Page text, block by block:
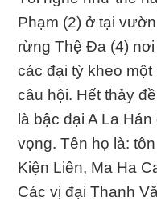
Phạm (2) ở tại
rừng Thệ Ða (4)
các đại tỳ kheo
câu hội. Hết thảy
là bậc đại A La
vọng. Tên họ là:
Kiện Liên, Ma Ha
Các vị đại Thanh